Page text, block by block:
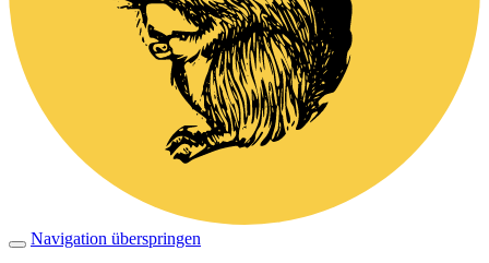
Navigation überspringen